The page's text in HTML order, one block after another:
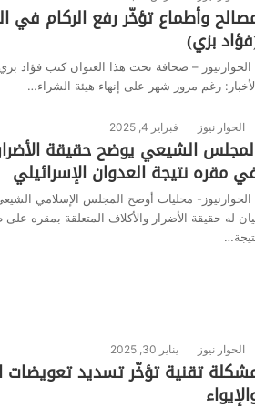
وأطماع تؤخّر رفع الركام في
بزي)
الحوارنيوز – صحافة تحت هذا العنوان كتب فؤاد
رغم مرور شهر على إنهاء هيئة الشراء…
الحوار نيوز فبراير 4, 2025
الشيعي يوضح حقيقة
مقره نتيجة العدوان الإسرائيلي
الحوارنيوز- محليات أوضح المجلس الإسلامي
له حقيقة الأضرار والأكلاف المتعلقة بمقره
الحوار نيوز يناير 30, 2025
تقنية تؤخّر تسديد تعويضات